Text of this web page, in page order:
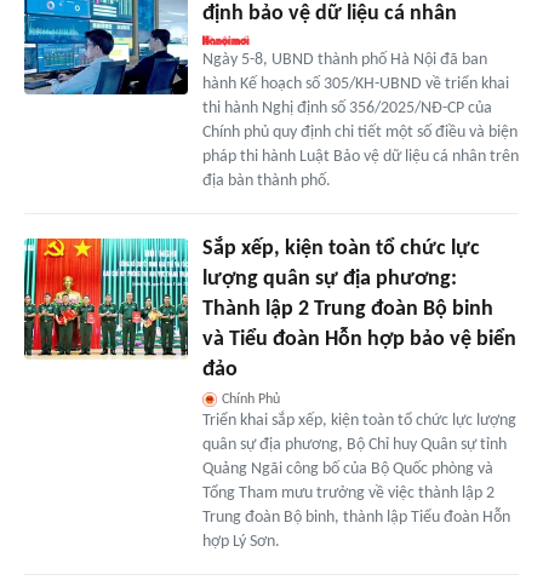
định bảo vệ dữ liệu cá nhân
Ngày 5-8, UBND thành phố Hà Nội đã ban
hành Kế hoạch số 305/KH-UBND về triển khai
thi hành Nghị định số 356/2025/NĐ-CP của
Chính phủ quy định chi tiết một số điều và biện
pháp thi hành Luật Bảo vệ dữ liệu cá nhân trên
địa bàn thành phố.
Sắp xếp, kiện toàn tổ chức lực
lượng quân sự địa phương:
Thành lập 2 Trung đoàn Bộ binh
và Tiểu đoàn Hỗn hợp bảo vệ biển
đảo
Chính Phủ
Triển khai sắp xếp, kiện toàn tổ chức lực lượng
quân sự địa phương, Bộ Chỉ huy Quân sự tỉnh
Quảng Ngãi công bố của Bộ Quốc phòng và
Tổng Tham mưu trưởng về việc thành lập 2
Trung đoàn Bộ binh, thành lập Tiểu đoàn Hỗn
hợp Lý Sơn.